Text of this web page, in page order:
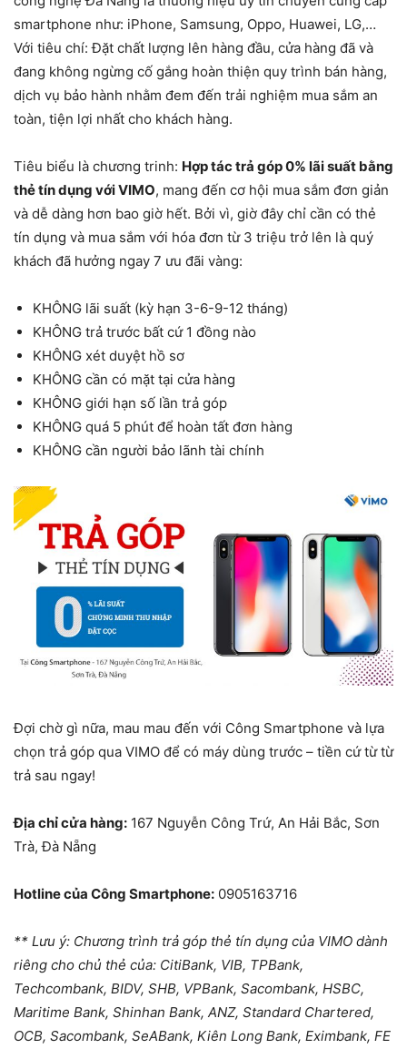
smartphone như: iPhone, Samsung, Oppo, Huawei, LG,…
Với tiêu chí: Đặt chất lượng lên hàng đầu, cửa hàng đã và
đang không ngừng cố gắng hoàn thiện quy trình bán hàng,
dịch vụ bảo hành nhằm đem đến trải nghiệm mua sắm an
toàn, tiện lợi nhất cho khách hàng.
Tiêu biểu là chương trinh: Hợp tác trả góp 0% lãi suất bằng
thẻ tín dụng với VIMO, mang đến cơ hội mua sắm đơn giản
và dễ dàng hơn bao giờ hết. Bởi vì, giờ đây chỉ cần có thẻ
tín dụng và mua sắm với hóa đơn từ 3 triệu trở lên là quý
khách đã hưởng ngay 7 ưu đãi vàng:
KHÔNG lãi suất (kỳ hạn 3-6-9-12 tháng)
KHÔNG trả trước bất cứ 1 đồng nào
KHÔNG xét duyệt hồ sơ
KHÔNG cần có mặt tại cửa hàng
KHÔNG giới hạn số lần trả góp
KHÔNG quá 5 phút để hoàn tất đơn hàng
KHÔNG cần người bảo lãnh tài chính
Đợi chờ gì nữa, mau mau đến với Công Smartphone và lựa
chọn trả góp qua VIMO để có máy dùng trước – tiền cứ từ từ
trả sau ngay!
Địa chỉ cửa hàng: 167 Nguyễn Công Trứ, An Hải Bắc, Sơn
Trà, Đà Nẵng
Hotline của Công Smartphone: 0905163716
** Lưu ý: Chương trình trả góp thẻ tín dụng của VIMO dành
riêng cho chủ thẻ của: CitiBank, VIB, TPBank,
Techcombank, BIDV, SHB, VPBank, Sacombank, HSBC,
Maritime Bank, Shinhan Bank, ANZ, Standard Chartered,
OCB, Sacombank, SeABank, Kiên Long Bank, Eximbank, FE